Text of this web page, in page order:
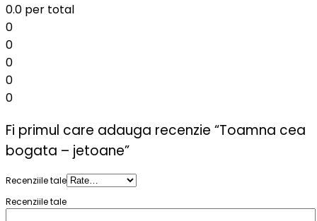
0.0 per total
0
0
0
0
0
Fi primul care adauga recenzie “Toamna cea
bogata – jetoane”
Recenziile tale
Recenziile tale